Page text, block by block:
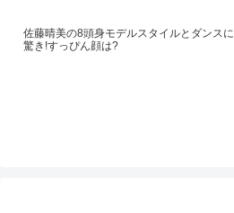
佐藤晴美の8頭身モデルスタイルとダンスに
驚き!すっぴん顔は?